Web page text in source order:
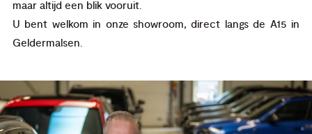
maar altijd een blik vooruit.
U bent welkom in onze showroom, direct langs de A15 in
Geldermalsen.